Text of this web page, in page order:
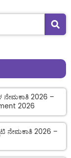
2026 –
2026
ನೇಮಕಾತಿ 2026 –